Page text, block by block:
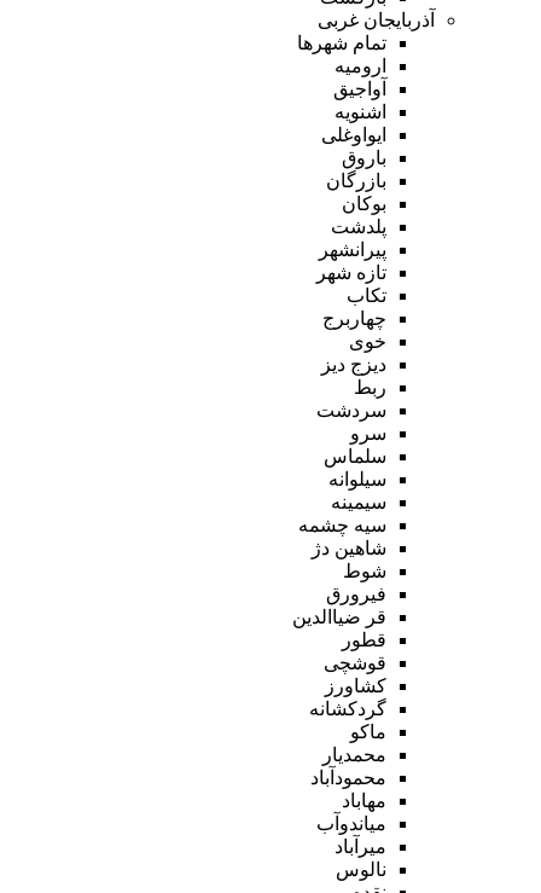
آذربایجان غربی
تمام شهر‌ها
ارومیه
آواجیق
اشنویه
ایواوغلی
باروق
بازرگان
بوکان
پلدشت
پیرانشهر
تازه شهر
تکاب
چهاربرج
خوی
دیزج دیز
ربط
سردشت
سرو
سلماس
سیلوانه
سیمینه
سیه چشمه
شاهین دژ
شوط
فیرورق
قر ضیاالدین
قطور
قوشچی
کشاورز
گردکشانه
ماکو
محمدیار
محمودآباد
مهاباد
میاندوآب
میرآباد
نالوس